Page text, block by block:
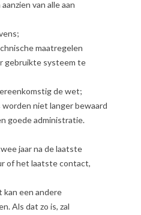
van alle aan
maatregelen
gebruikte systeem te
de wet;
niet langer bewaard
goede administratie.
jaar na de laatste
of het laatste contact,
een andere
Als dat zo is, zal